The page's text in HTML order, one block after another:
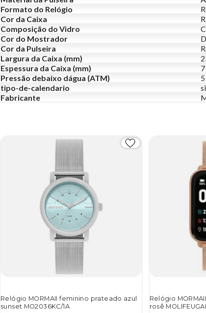
Formato do Relógio
Cor da Caixa
Composição do Vidro
Cor do Mostrador
Cor da Pulseira
Largura da Caixa (mm)
Espessura da Caixa (mm)
7
Pressão debaixo dágua (ATM)
5
tipo-de-calendario
Fabricante
Relógio MORMAII feminino prateado azul
sunset MO2036KC/1A
Relógio
rosê